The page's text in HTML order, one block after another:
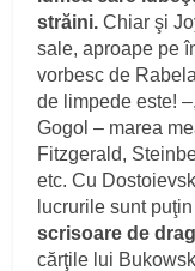
străini. Chiar şi
sale, aproape pe
vorbesc de
de limpede este!
Gogol – marea
Fitzgerald,
etc. Cu
lucrurile sunt
scrisoare de
cărţile lui